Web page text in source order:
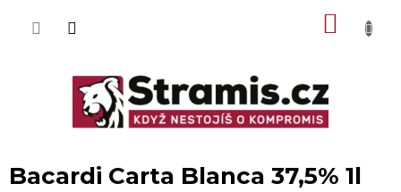
Bacardi Carta Blanca 37,5% 1l